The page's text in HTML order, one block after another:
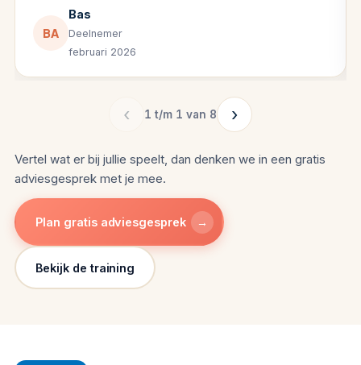
BA
Bas
Deelnemer
februari 2026
‹ 1 t/m 1 van 8 ›
Vertel wat er bij jullie speelt, dan denken we in een gratis
adviesgesprek met je mee.
Plan gratis adviesgesprek →
Bekijk de training